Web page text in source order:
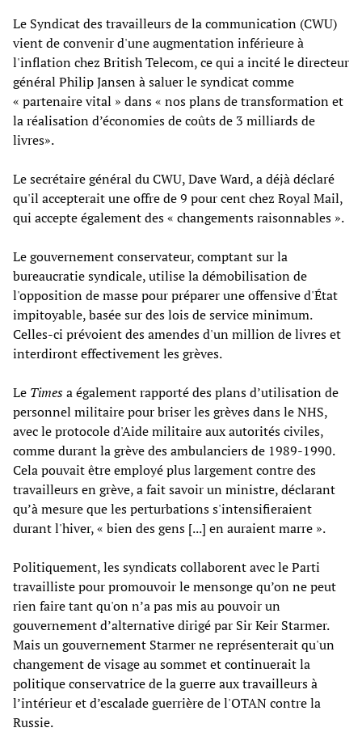
Le Syndicat des travailleurs de la communication (CWU)
vient de convenir d'une augmentation inférieure à
l'inflation chez British Telecom, ce qui a incité le directeur
général Philip Jansen à saluer le syndicat comme
« partenaire vital » dans « nos plans de transformation et
la réalisation d’économies de coûts de 3 milliards de
livres».
Le secrétaire général du CWU, Dave Ward, a déjà déclaré
qu'il accepterait une offre de 9 pour cent chez Royal Mail,
qui accepte également des « changements raisonnables ».
Le gouvernement conservateur, comptant sur la
bureaucratie syndicale, utilise la démobilisation de
l'opposition de masse pour préparer une offensive d'État
impitoyable, basée sur des lois de service minimum.
Celles-ci prévoient des amendes d'un million de livres et
interdiront effectivement les grèves.
Le Timesa également rapporté des plans d’utilisation de
personnel militaire pour briser les grèves dans le NHS,
avec le protocole d'Aide militaire aux autorités civiles,
comme durant la grève des ambulanciers de 1989-1990.
Cela pouvait être employé plus largement contre des
travailleurs en grève, a fait savoir un ministre, déclarant
qu’à mesure que les perturbations s'intensifieraient
durant l'hiver, « bien des gens [...] en auraient marre ».
Politiquement, les syndicats collaborent avec le Parti
travailliste pour promouvoir le mensonge qu’on ne peut
rien faire tant qu'on n’a pas mis au pouvoir un
gouvernement d’alternative dirigé par Sir Keir Starmer.
Mais un gouvernement Starmer ne représenterait qu'un
changement de visage au sommet et continuerait la
politique conservatrice de la guerre aux travailleurs à
l’intérieur et d’escalade guerrière de l'OTAN contre la
Russie.